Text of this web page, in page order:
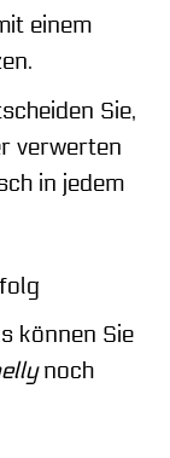
einem
Sie,
verwerten
in jedem
können Sie
noch